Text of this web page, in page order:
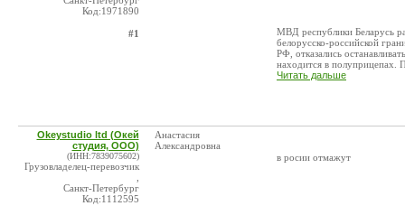
Код:1971890
#1
МВД республики Беларусь
белорусско-российской
РФ, отказались
находится в полуприцепах.
Читать дальше
Okeystudio ltd (Окей
студия, ООО)
(ИНН:7839075602)
Грузовладелец-перевозчик
Санкт-Петербург
Код:1112595
Анастасия
Александровна
в росии отмажут